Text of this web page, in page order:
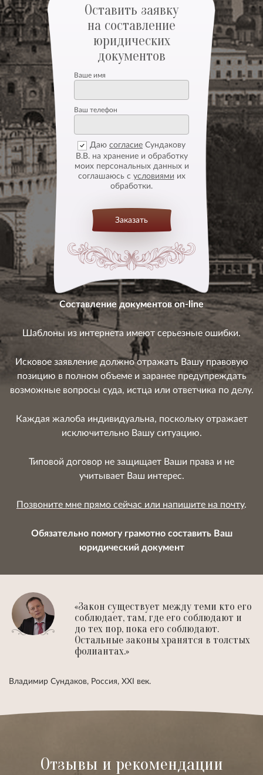
Оставить заявку
на составление
юридических
документов
Ваше имя
Ваш телефон
Даю согласие Сундакову
В.В. на хранение и обработку
моих персональных данных и
соглашаюсь с условиями их
обработки.
Заказать
Составление документов on-line
Шаблоны из интернета имеют серьезные ошибки.
Исковое заявление должно отражать Вашу правовую
позицию в полном объеме и заранее предупреждать
возможные вопросы суда, истца или ответчика по делу.
Каждая жалоба индивидуальна, поскольку отражает
исключительно Вашу ситуацию.
Типовой договор не защищает Ваши права и не
учитывает Ваш интерес.
Позвоните мне прямо сейчас или напишите на почту.
Обязательно помогу грамотно составить Ваш
юридический документ
«Закон существует между теми кто его
соблюдает, там, где его соблюдают и
до тех пор, пока его соблюдают.
Остальные законы хранятся в толстых
фолиантах.»
Владимир Сундаков, Россия, XXI век.
Отзывы и рекомендации